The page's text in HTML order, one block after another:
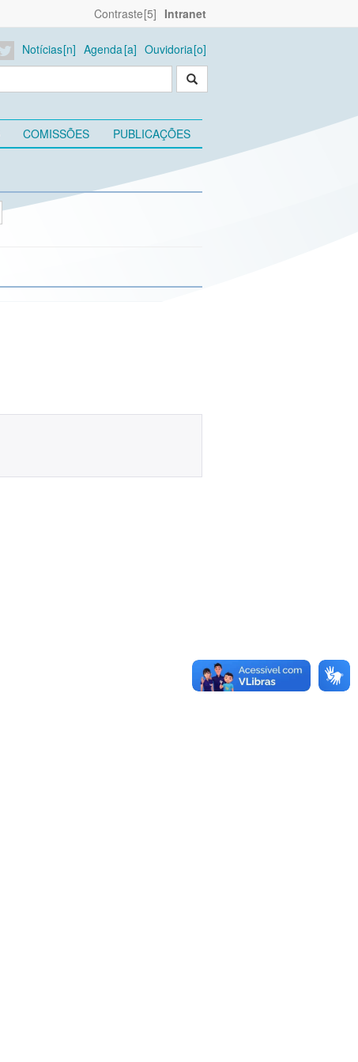
Contraste Intranet
Notícias Agenda Ouvidoria
COMISSÕES PUBLICAÇÕES